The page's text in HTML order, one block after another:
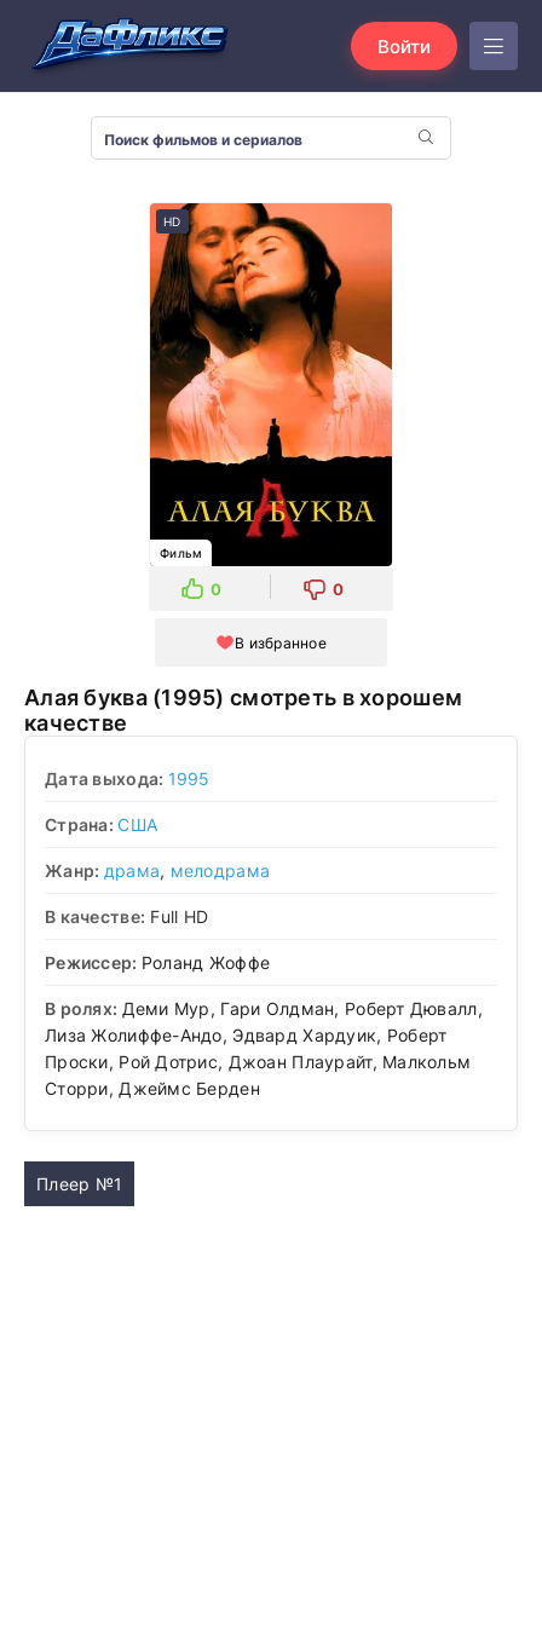
Войти
HD
Фильм
0 0
В избранное
Алая буква (1995) смотреть в хорошем
качестве
Дата выхода: 1995
Страна:США
Жанр: драма, мелодрама
В качестве: Full HD
Режиссер: Роланд Жоффе
В ролях: Деми Мур, Гари Олдман, Роберт Дювалл,
Лиза Жолиффе-Андо, Эдвард Хардуик, Роберт
Проски, Рой Дотрис, Джоан Плаурайт, Малкольм
Сторри, Джеймс Берден
Плеер №1